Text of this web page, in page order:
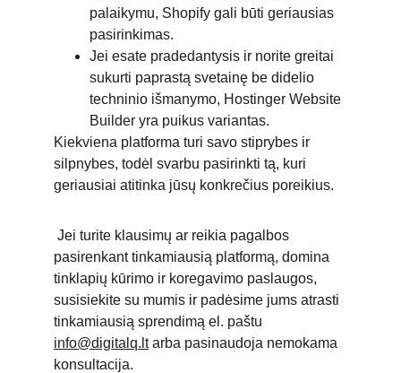
palaikymu, Shopify gali būti geriausias
pasirinkimas.
Jei esate pradedantysis ir norite greitai
sukurti paprastą svetainę be didelio
techninio išmanymo, Hostinger Website
Builder yra puikus variantas.
Kiekviena platforma turi savo stiprybes ir
silpnybes, todėl svarbu pasirinkti tą, kuri
geriausiai atitinka jūsų konkrečius poreikius.
pasirenkant tinkamiausią platformą, domina
tinklapių kūrimo ir koregavimo paslaugos,
susisiekite su mumis ir padėsime jums atrasti
tinkamiausią sprendimą el. paštu
info@digitalq.lt arba pasinaudoja nemokama
konsultacija.